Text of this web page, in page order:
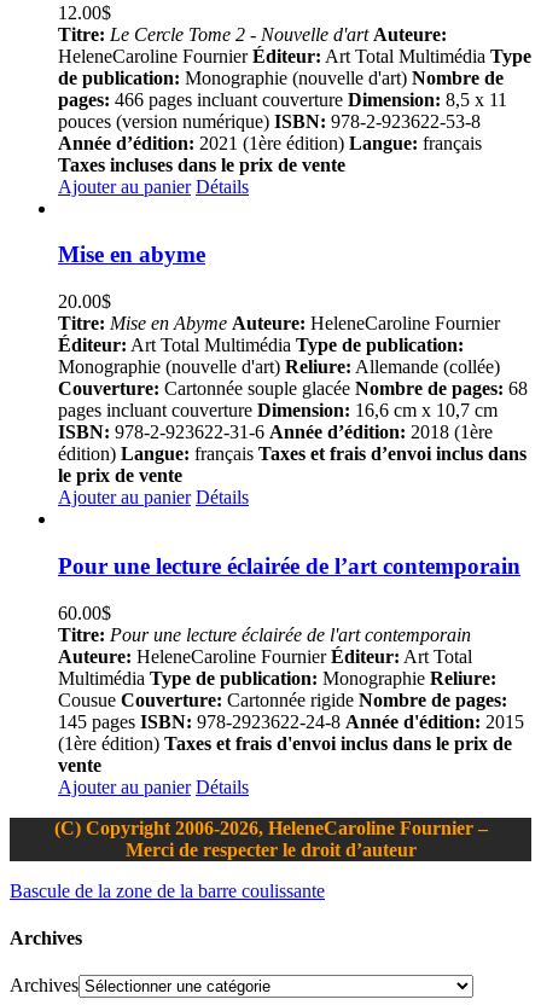
12.00$
Titre: Le Cercle Tome 2 - Nouvelle d'art Auteure:
HeleneCaroline FournierÉditeur: Art Total Multimédia Type
de publication: Monographie (nouvelle d'art) Nombre de
pages: 466 pages incluant couverture Dimension: 8,5 x 11
pouces (version numérique) ISBN: 978-2-923622-53-8
Année d’édition: 2021 (1ère édition) Langue: français
Taxes incluses dans le prix de vente
Ajouter au panier Détails
Mise en abyme
20.00$
Titre: Mise en Abyme Auteure: HeleneCaroline Fournier
Éditeur: Art Total Multimédia Type de publication:
Monographie (nouvelle d'art) Reliure: Allemande (collée)
Couverture: Cartonnée souple glacée Nombre de pages: 68
pages incluant couverture Dimension: 16,6 cm x 10,7 cm
ISBN: 978-2-923622-31-6 Année d’édition: 2018 (1ère
édition) Langue: français Taxes et frais d’envoi inclus dans
le prix de vente
Ajouter au panier Détails
Pour une lecture éclairée de l’art contemporain
60.00$
Titre: Pour une lecture éclairée de l'art contemporain
Auteure: HeleneCaroline FournierÉditeur: Art Total
Multimédia Type de publication: Monographie Reliure:
Cousue Couverture: Cartonnée rigide Nombre de pages:
145 pages ISBN: 978-2923622-24-8 Année d'édition: 2015
(1ère édition) Taxes et frais d'envoi inclus dans le prix de
vente
Ajouter au panier Détails
(C) Copyright 2006-2026, HeleneCaroline Fournier –
Merci de respecter le droit d’auteur
Bascule de la zone de la barre coulissante
Archives
Archives